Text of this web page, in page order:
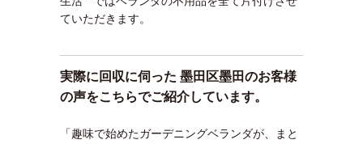
ていただきます。
実際に回収に伺った 墨田区墨田のお客様
の声をこちらでご紹介しています。
「趣味で始めたガーデニングベランダが、まと